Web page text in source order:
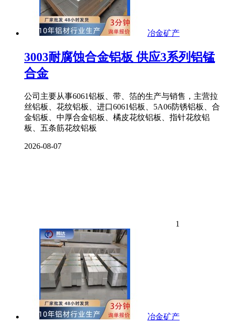
冶金矿产
3003耐腐蚀合金铝板 供应3系列铝锰
合金
公司主要从事6061铝板、带、箔的生产与销售，主营拉
丝铝板、花纹铝板、进口6061铝板、5A06防锈铝板、合
金铝板、中厚合金铝板、橘皮花纹铝板、指针花纹铝
板、五条筋花纹铝板
2026-08-07
1
冶金矿产